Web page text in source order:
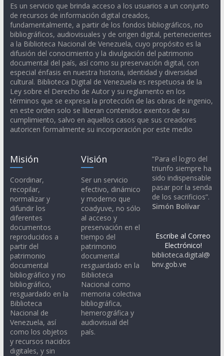
Es un servicio que brinda acceso a los usuarios a un conjunto
de recursos de información digital creados,
fundamentalmente, a partir de los fondos bibliográficos, no
bibliográficos, audiovisuales y de origen digital, pertenecientes
a la Biblioteca Nacional de Venezuela, cuyo propósito es la
difusión del conocimiento y la divulgación del patrimonio
documental del país, así como su preservación digital, con
especial énfasis en nuestra historia, identidad y diversidad
cultural. Biblioteca Digital de Venezuela es respetuosa de la
Ley sobre el Derecho de Autor y su reglamento en los
términos que se expresa la protección de las obras de ingenio,
en este orden solo se liberan contenidos exentos de su
cumplimiento, salvo en aquellos casos que sus creadores
autoricen formalmente su incorporación por este medio
Misión
Coordinar,
recopilar,
normalizar y
difundir los
diferentes
documentos
reproducidos a
partir del
patrimonio
documental
bibliográfico y no
bibliográfico,
resguardado en la
Biblioteca
Nacional de
Venezuela, así
como los objetos
y recursos nacidos
digitales, y sin
Visión
Ser un servicio
efectivo, dinámico
y moderno que
coadyuve, no sólo
al acceso y
preservación en el
tiempo del
patrimonio
documental
resguardado en la
Biblioteca
Nacional como
memoria colectiva
bibliográfica,
hemerográfica y
audiovisual del
país.
“Para el logro del
triunfo siempre ha
sido indispensable
pasar por la senda
de los sacrificios”.
Simón Bolívar
Escribe al Correo
Electrónico!
biblioteca.digital@
bnv.gob.ve